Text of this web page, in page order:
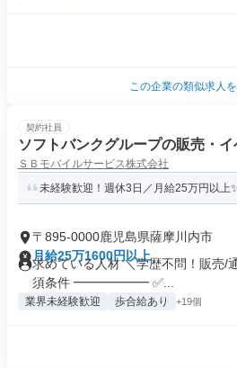
この企業の類似求人
契約社員
ソフトバンクグループの販売・
ＳＢモバイルサービス株式会社
未経験歓迎！週休3日／月給25万円以上
〒895-0000鹿児島県薩摩川内市
月給25万1600円以上
求めている人材 ＼学歴不問！販売/
須条件 ━━━━━━ ✅...
業界未経験歓迎 歩合給あり +19個